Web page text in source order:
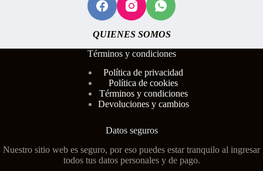
QUIENES SOMOS
Términos y condiciones
Política de privacidad
Política de cookies
Términos y condiciones
Devoluciones y cambios
Datos seguros
Nuestro sitio web es seguro, por eso puedes estar tranquilo al ingresar
todos tus datos personales y de pago.